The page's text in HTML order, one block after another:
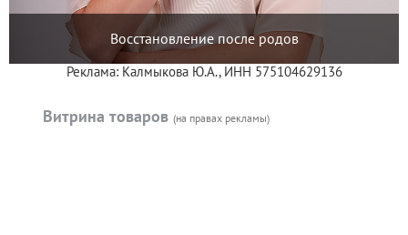
Восстановление после родов
Реклама: Калмыкова Ю.А., ИНН 575104629136
Витрина товаров (на правах рекламы)